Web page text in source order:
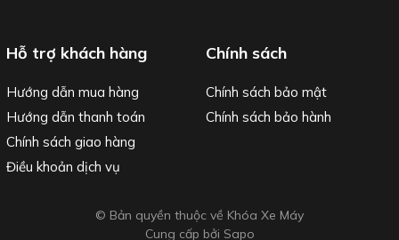
Hỗ trợ khách hàng
Hướng dẫn mua hàng
Hướng dẫn thanh toán
Chính sách giao hàng
Điều khoản dịch vụ
Chính sách
Chính sách bảo mật
Chính sách bảo hành
© Bản quyền thuộc về Khóa Xe Máy
Cung cấp bởi Sapo